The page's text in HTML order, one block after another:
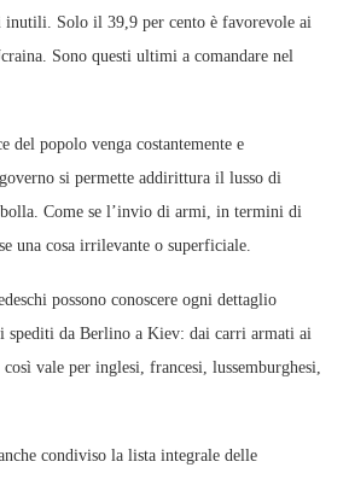
inutili. Solo il 39,9 per cento è favorevole ai
Sono questi ultimi a comandare nel
del popolo venga costantemente e
si permette addirittura il lusso di
Come se l’invio di armi, in termini di
una cosa irrilevante o superficiale.
possono conoscere ogni dettaglio
da Berlino a Kiev: dai carri armati ai
vale per inglesi, francesi, lussemburghesi,
condiviso la lista integrale delle